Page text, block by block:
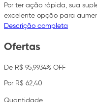
Por ter ação rápida, sua
excelente opção para
Descrição completa
Ofertas
De R$ 95,9934% OFF
Por R$ 62,40
Quantidade